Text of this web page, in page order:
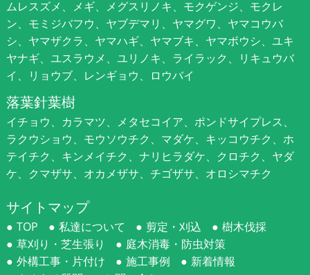
ムレスズメ、メギ、メグスリノキ、モクゲンジ、モクレ
ン、モミジバフウ、ヤブデマリ、ヤマグワ、ヤマコウバ
シ、ヤマザクラ、ヤマハギ、ヤマブキ、ヤマボウシ、ユキ
ヤナギ、ユスラウメ、ユリノキ、ライラック、リキュウバ
イ、リョウブ、レンギョウ、ロウバイ
落葉針葉樹
イチョウ、カラマツ、メタセコイア、ポンドサイプレス、
ラクウショウ、モウソウチク、マダケ、キッコウチク、ホ
テイチク、キンメイチク、ナリヒラダケ、クロチク、ヤダ
ケ、クマザサ、オカメザサ、チゴザサ、オロシマチク
サイトマップ
TOP 私達について 剪定・刈込
樹木伐採
草刈り・芝生張り
庭木消毒・防虫対策
外構工事・片付け
施工事例
新着情報